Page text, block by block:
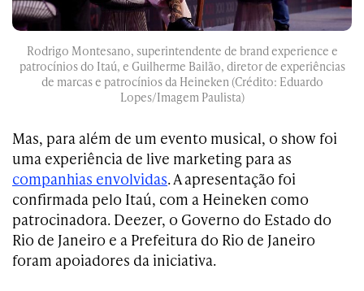
Rodrigo Montesano, superintendente de brand experience e
patrocínios do Itaú, e Guilherme Bailão, diretor de experiências
de marcas e patrocínios da Heineken (Crédito: Eduardo
Lopes/Imagem Paulista)
Mas, para além de um evento musical, o show foi
uma experiência de live marketing para as
companhias envolvidas. A apresentação foi
confirmada pelo Itaú, com a Heineken como
patrocinadora. Deezer, o Governo do Estado do
Rio de Janeiro e a Prefeitura do Rio de Janeiro
foram apoiadores da iniciativa.